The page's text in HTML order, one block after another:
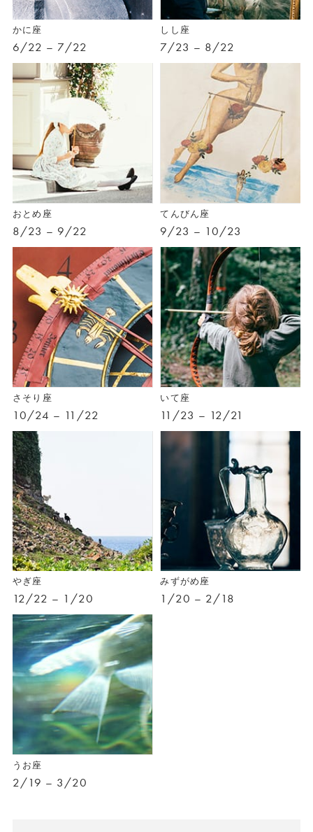
かに座
6/22 – 7/22
しし座
7/23 – 8/22
おとめ座
8/23 – 9/22
てんびん座
9/23 – 10/23
さそり座
10/24 – 11/22
いて座
11/23 – 12/21
やぎ座
12/22 – 1/20
みずがめ座
1/20 – 2/18
うお座
2/19 – 3/20